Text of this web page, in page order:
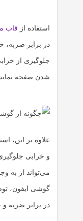
استفاده از قاب
در برابر
جلوگیری از
شدن صفحه
علاوه بر این،
و خرابی
می‌تواند از به
گوشی ایفون،
در برابر